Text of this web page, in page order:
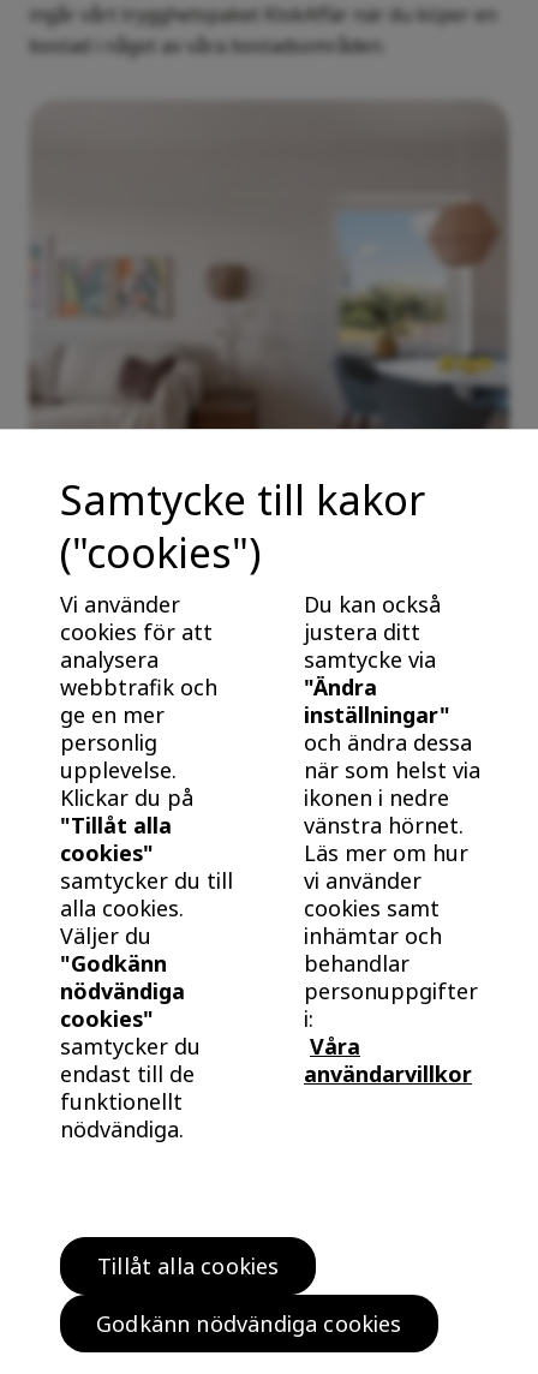
ingår vårt trygghetspaket KlokAffär när du köper en
bostad i något av våra bostadsområden.
Fördelar med nybyggt från BoKlok
Nybyggt är energieffektivt och underhållsfritt. Bra
för plånboken, och bra för klimatet! Ta reda på varför
det är klokt att köpa och bo i ett nybyggt hem från
BoKlok.
Hitta bostad
Köp klokt
Bo klokt
Samtycke till kakor
("cookies")
Vi använder
cookies för att
analysera
webbtrafik och
ge en mer
personlig
upplevelse.
Klickar du på
"Tillåt alla
cookies"
samtycker du till
alla cookies.
Väljer du
"Godkänn
nödvändiga
cookies"
samtycker du
endast till de
funktionellt
nödvändiga.
Du kan också
justera ditt
samtycke via
"Ändra
inställningar"
och ändra dessa
när som helst via
ikonen i nedre
vänstra hörnet.
Läs mer om hur
vi använder
cookies samt
inhämtar och
behandlar
personuppgifter
i:
Våra
användarvillkor
Godkänn nödvändiga cookies
Tillåt alla cookies